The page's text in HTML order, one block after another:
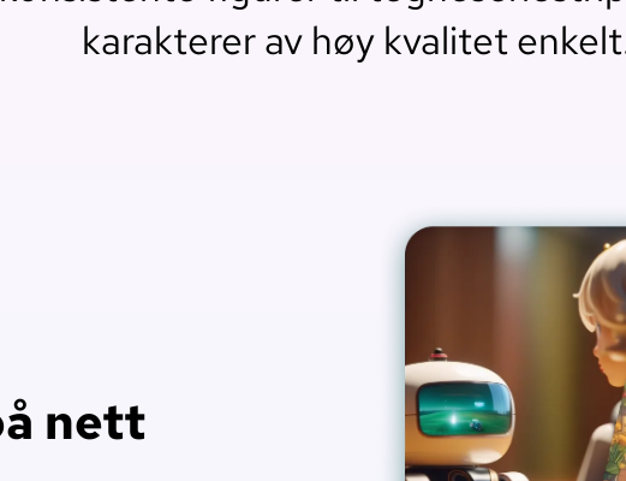
karakterer av høy kvalitet
nett